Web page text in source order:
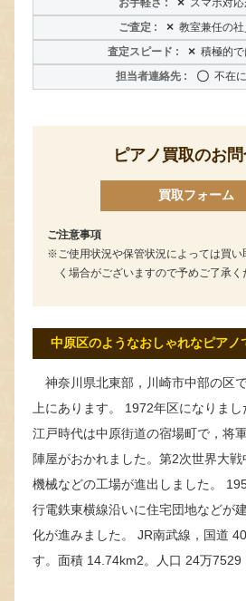
× 教室兼任の
× 積極的
〇 不在
ピアノ買取のお
買取フォーム
ご注意事項
ご使用状況や保管状況によっては買
く場合がございますので予めご了承く
中原区のようなおしゃれなピアノ
神奈川県北東部，川崎市中部の区
上にあります。 1972年区になりま
江戸時代は中原街道の宿場町で，将
陣屋がおかれました。第2次世界大
機械などの工場が進出しました。
行電鉄東横線沿いに住宅団地などが
化が進みました。 JR南武線，国道
す。面積 14.74km2。人口 24万7529